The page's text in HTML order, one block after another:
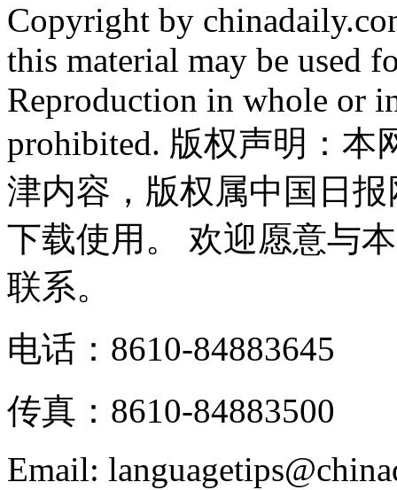
Copyright by
this material may be used
Reproduction in whole or
prohibited. 版权声明：
津内容，版权属中国日
下载使用。 欢迎愿意与
联系。
电话：8610-84883645
传真：8610-84883500
Email: